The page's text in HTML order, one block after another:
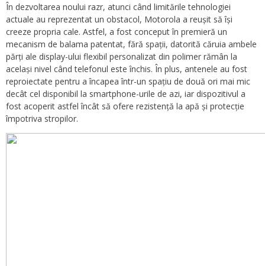
În dezvoltarea noului razr, atunci când limitările tehnologiei
actuale au reprezentat un obstacol, Motorola a reușit să își
creeze propria cale. Astfel, a fost conceput în premieră un
mecanism de balama patentat, fără spații, datorită căruia ambele
părți ale display-ului flexibil personalizat din polimer rămân la
același nivel când telefonul este închis. În plus, antenele au fost
reproiectate pentru a încapea într-un spațiu de două ori mai mic
decât cel disponibil la smartphone-urile de azi, iar dispozitivul a
fost acoperit astfel încât să ofere rezistență la apă și protecție
împotriva stropilor.